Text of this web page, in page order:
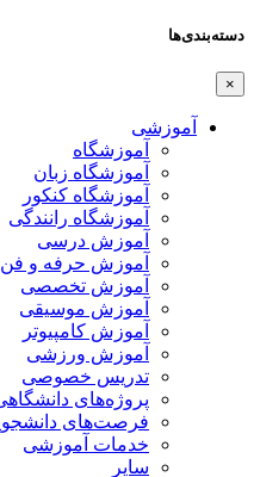
دسته‌بندی‌ها
×
آموزشی
آموزشگاه
آموزشگاه زبان
آموزشگاه کنکور
آموزشگاه رانندگی
آموزش درسی
آموزش حرفه و فن
آموزش تخصصی
آموزش موسیقی
آموزش کامپیوتر
آموزش ورزشی
تدریس خصوصی
پروژه‌های
فرصت‌های
خدمات آموزشی
سایر